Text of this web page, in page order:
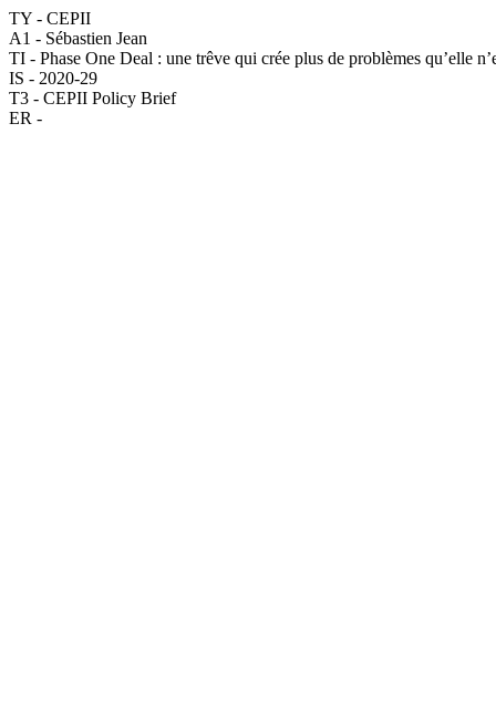
TY - CEPII
A1 - Sébastien Jean
TI - Phase One Deal : une trêve qui crée plus de problèmes qu’elle
IS - 2020-29
T3 - CEPII Policy Brief
ER -